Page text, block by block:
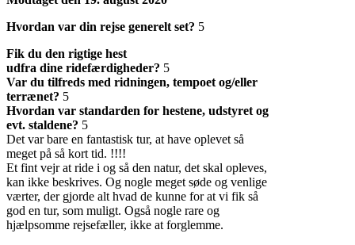
Hvordan var din rejse generelt set? 5
Fik du den rigtige hest
udfra dine ridefærdigheder? 5
Var du tilfreds med ridningen, tempoet og/eller
terrænet? 5
Hvordan var standarden for hestene, udstyret og
evt. staldene? 5
Det var bare en fantastisk tur, at have oplevet så
meget på så kort tid. !!!!
Et fint vejr at ride i og så den natur, det skal opleves,
kan ikke beskrives. Og nogle meget søde og venlige
værter, der gjorde alt hvad de kunne for at vi fik så
god en tur, som muligt. Også nogle rare og
hjælpsomme rejsefæller, ikke at forglemme.